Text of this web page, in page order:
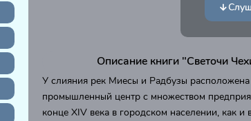
Описание книги "Светочи
У слияния рек Миесы и Радбузы
промышленный центр с множеством
конце XIV века в городском населении, как